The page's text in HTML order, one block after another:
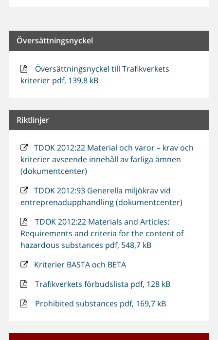
Översättningsnyckel
Översättningsnyckel till Trafikverkets
kriterier pdf, 139,8 kB
Riktlinjer
TDOK 2012:22 Material och varor – krav och
kriterier avseende innehåll av farliga ämnen
(dokumentcenter)
TDOK 2012:93 Generella miljökrav vid
entreprenadupphandling (dokumentcenter)
TDOK 2012:22 Materials and Articles:
Requirements and criteria for the content of
hazardous substances pdf, 548,7 kB
Kriterier BASTA och BETA
Trafikverkets förbudslista pdf, 128 kB
Prohibited substances pdf, 169,7 kB